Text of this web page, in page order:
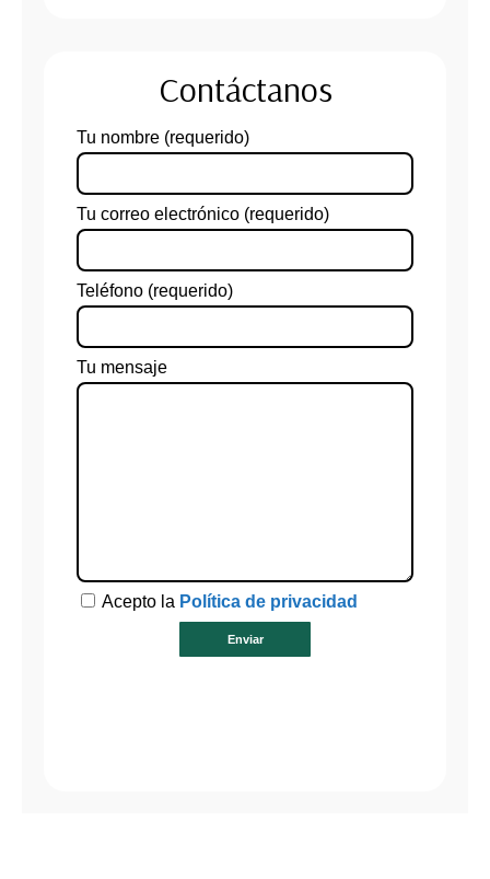
Contáctanos